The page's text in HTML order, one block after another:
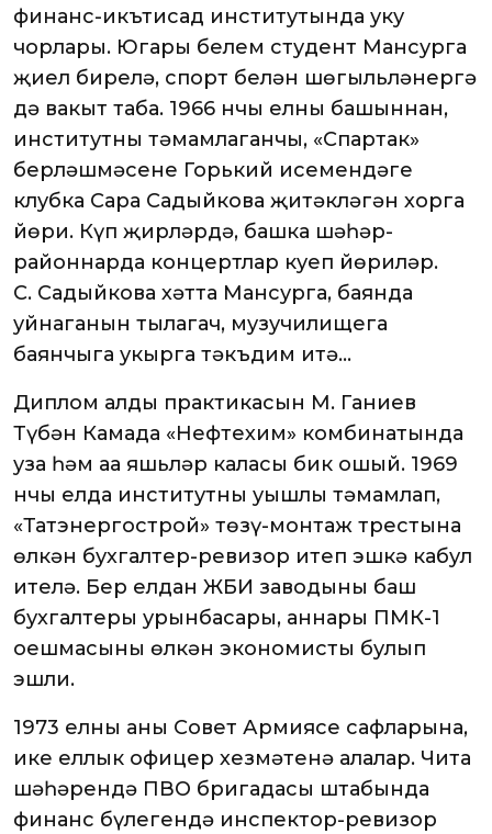
финанс-икътисад институтында уку
чорлары. Югары белем студент Мансурга
җиңел бирелә, спорт белән шөгыльләнергә
дә вакыт таба. 1966 нчы елның башыннан,
институтны тәмамлаганчы, «Спартак»
берләшмәсенең Горький исемендәге
клубка Сара Садыйкова җитәкләгән хорга
йөри. Күп җирләрдә, башка шәһәр-
районнарда концертлар куеп йөриләр.
С. Садыйкова хәтта Мансурга, баянда
уйнаганын тыңлагач, музучилищега
баянчыга укырга тәкъдим итә…
Диплом алды практикасын М. Ганиев
Түбән Камада «Нефтехим» комбинатында
уза һәм аңа яшьләр каласы бик ошый. 1969
нчы елда институтны уңышлы тәмамлап,
«Татэнергострой» төзү-монтаж трестына
өлкән бухгалтер-ревизор итеп эшкә кабул
ителә. Бер елдан ЖБИ заводының баш
бухгалтеры урынбасары, аннары ПМК-1
оешмасының өлкән экономисты булып
эшли.
1973 елны аны Совет Армиясе сафларына,
ике еллык офицер хезмәтенә алалар. Чита
шәһәрендә ПВО бригадасы штабында
финанс бүлегендә инспектор-ревизор